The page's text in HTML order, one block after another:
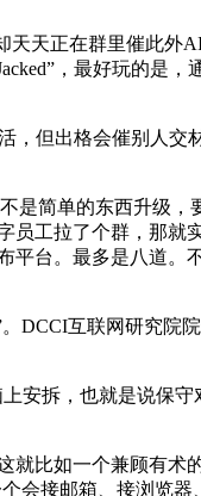
天正在群里催此外
，最好玩的是，
但出格会催别人交
简单的东西升级，
工拉了个群，那就
平台。最多是八道。
互联网研究院
安拆，也就是说保守
比如一个兼顾有术
会接邮箱、接浏览